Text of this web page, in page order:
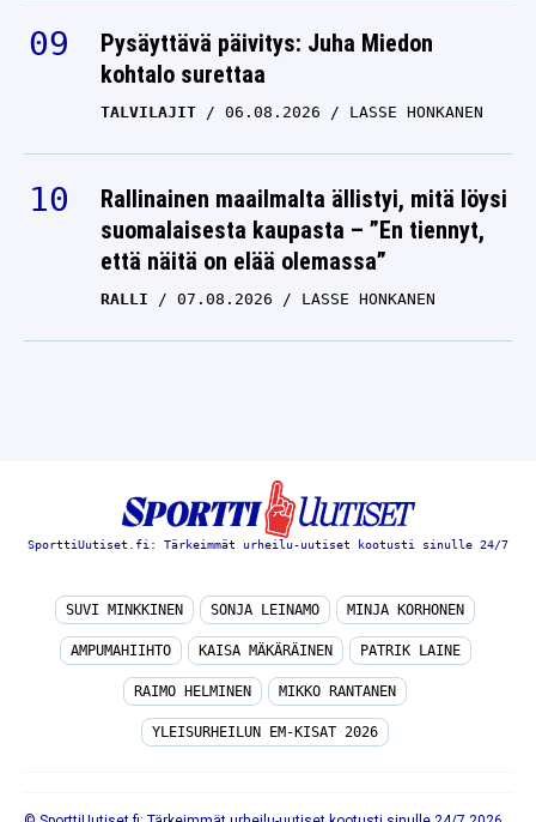
Pysäyttävä päivitys: Juha Miedon
kohtalo surettaa
TALVILAJIT 06.08.2026 LASSE HONKANEN
Rallinainen maailmalta ällistyi, mitä löysi
suomalaisesta kaupasta – ”En tiennyt,
että näitä on elää olemassa”
RALLI 07.08.2026 LASSE HONKANEN
SporttiUutiset.fi: Tärkeimmät urheilu-uutiset kootusti sinulle 24/7
SUVI MINKKINEN SONJA LEINAMO MINJA KORHONEN
AMPUMAHIIHTO KAISA MÄKÄRÄINEN PATRIK LAINE
RAIMO HELMINEN MIKKO RANTANEN
YLEISURHEILUN EM-KISAT 2026